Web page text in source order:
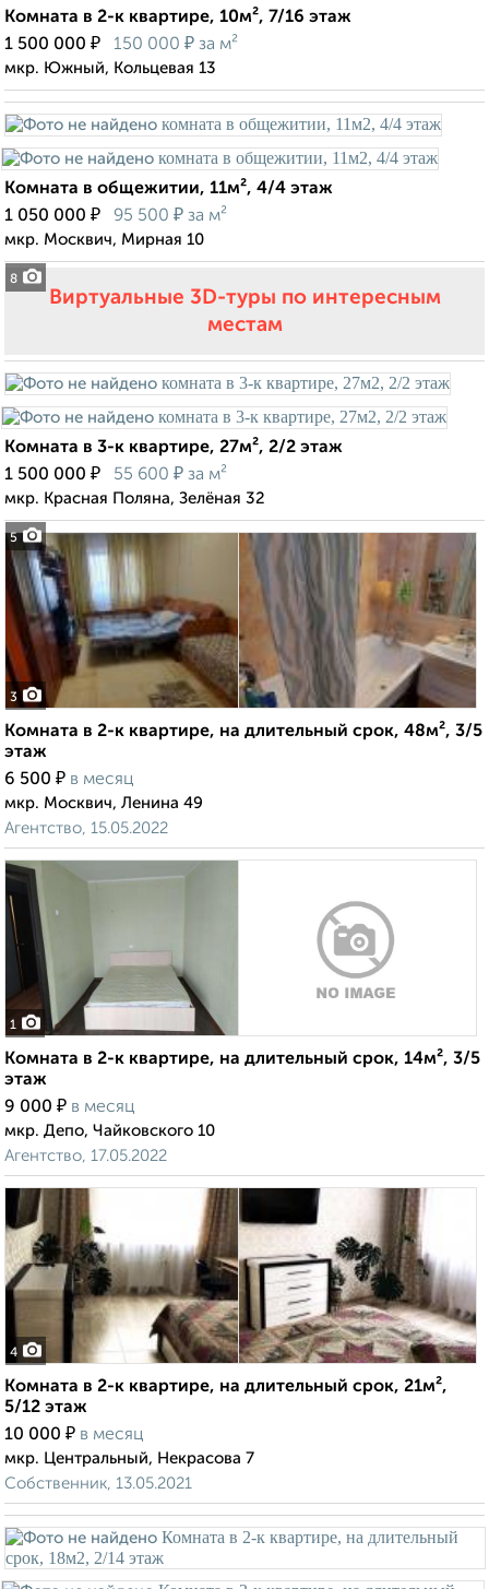
Комната в 2-к квартире, 10м², 7/16 этаж
1 500 000 ₽ 150 000 ₽ за м²
мкр. Южный, Кольцевая 13
8
Комната в общежитии, 11м², 4/4 этаж
1 050 000 ₽ 95 500 ₽ за м²
мкр. Москвич, Мирная 10
Виртуальные 3D-туры по интересным
местам
5
Комната в 3-к квартире, 27м², 2/2 этаж
1 500 000 ₽ 55 600 ₽ за м²
мкр. Красная Поляна, Зелёная 32
3
Комната в 2-к квартире, на длительный срок, 48м², 3/5
этаж
6 500 ₽ в месяц
мкр. Москвич, Ленина 49
Агентство, 15.05.2022
1
Комната в 2-к квартире, на длительный срок, 14м², 3/5
этаж
9 000 ₽ в месяц
мкр. Депо, Чайковского 10
Агентство, 17.05.2022
4
Комната в 2-к квартире, на длительный срок, 21м²,
5/12 этаж
10 000 ₽ в месяц
мкр. Центральный, Некрасова 7
Собственник, 13.05.2021